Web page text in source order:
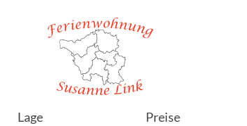
Lage Preise